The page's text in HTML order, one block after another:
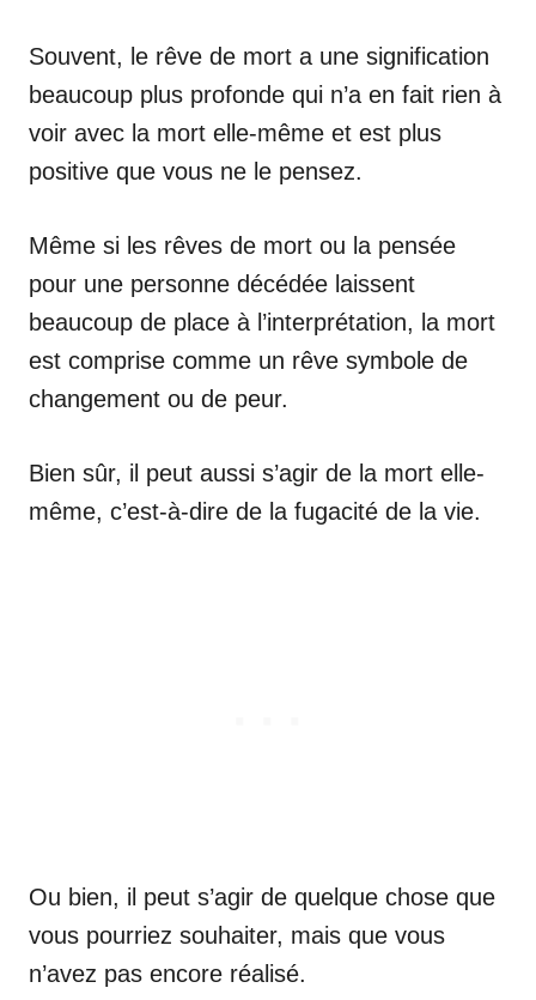
Souvent, le rêve de mort a une signification
beaucoup plus profonde qui n’a en fait rien à
voir avec la mort elle-même et est plus
positive que vous ne le pensez.
Même si les rêves de mort ou la pensée
pour une personne décédée laissent
beaucoup de place à l’interprétation, la mort
est comprise comme un rêve symbole de
changement ou de peur.
Bien sûr, il peut aussi s’agir de la mort elle-
même, c’est-à-dire de la fugacité de la vie.
Ou bien, il peut s’agir de quelque chose que
vous pourriez souhaiter, mais que vous
n’avez pas encore réalisé.